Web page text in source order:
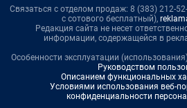
Связаться с отделом продаж: 8 (383) 212-
с сотового бесплатный),
Редакция сайта не несет
информации, содержащейся в
Особенности эксплуатации
Руководством
Описанием функциональных
Условиями использования веб-
конфиденциальности